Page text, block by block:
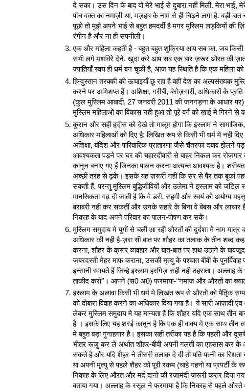
दे सका। उस दिन के बाद वो मेरे भाई से दुबारा नहीं मिली. मेरा
पाँच वक़्त का नमाज़ी था, मज़हब के नाम से ही चिढ़ने लगा है. बड़ी
पूछो तो मुझे अपने भाई से बहुत हमदर्दी है मगर मुस्लिम लड़कियों की
रंगीन है और ना ही सपनीली।
एक और महिला कहती है - बहुत बहुत शुक्रिया आप सब का. जब
सभी लगे मशविरे देने. खुदा करे आप सब एक बार ज़रूर औरत की ज़ात में
ज्‍यातियॉं स्‍वयं ही धर्म बन चुकी है, आज यह स्थिति है कि एक महिला
हिन्दुस्तान तरक्की की ऊचाइयाँ छू रहा है वहीं देश का अल्पसंख्यक
करने पर अभिशप्त हैं। अशिक्षा, गरीबी, बेरोज़गारी, अधिकारों के
(कुल मुस्लिम आबादी, 27 जनवरी 2011 की जनगड़ना के आधार पर)
मुस्लिम महिलाओं का विकास नही हुआ तो पूरे वर्ग को खाई मे गिरने से
कुरान और सही हदीस को देखे तो मालूम होगा कि इस्लाम ने
अधिकार महिलाओं को दिए है; लिखित रूप से किसी भी धर्म मे नही
अशिक्षा, बंदिश और पारिवारिक प्रातारणा जैसे चैतरफा दबाव
आवश्यकता पड़ने पर घर की चहारदीवारी से बाहर निकल कर
कानून बनाए गए हैं जिनका पालन करना अत्यन्त आवश्यक है।
अच्छी तरह से ढ़के। इसके यह ज़रूरी नहीं कि सर से पैर तक बुर्का
सकती हैं, परन्तु मुस्लिम बुद्धिजीवियों और उलेमा ने इस्लाम को
मानसिकता गढ़ दी जाती है कि वे डरी, सहमी और स्वयं को अयोग्य
बराबरी नही कर सकतीं और उनके सहारे के बिना वे बेबस और लाचार
निकाह के बाद अपने परिवार का पालन-पोषण कर सकें।
मुस्लिम समुदाय मे युगों से चली आ रही औरतों की दुर्दशा मे नाम
अधिकार की नही है-ज़रा सी बात पर शौहर का तलाक के तीन शब्द
करना, शौहर के क्रूर व्यवहार और बात-बात पर हाथ उठाने के
ज़बरदस्ती मेहर माफ कराना, उसकी मृत्यु के पश्चात बीवी के
इन्सानी रवायते हैं जिन्हे इस्लाम हरगिज़ सही नही ठहराता।
ताकीद करो’’। आपने (स0 अ0) फरमाया-‘‘नमाज़ और औरतों का
इस्लाम के अलावा किसी भी धर्म मे लिखत रूप से औरतो को पैतिृक
को दोबारा विवाह करने का अधिकार दिया गया है। ये सारी
लेकर मुस्लिम समुदाय मे यह मान्यता है कि शौहर यदि एक साथ तीन
हैै । इसके लिए यह शरई कानून है कि एक ही वाक्य मे एक साथ तीन
मे बहुत बड़ा गुनाहगार है। इसका सही तरीका यह है कि पहली और
भीतर रूजु कर ले अर्थात शौहर-बीवी अपनी गलती का एहसास कर के
सकते है और यदि शैहर ने तीसरी तलाक दे दी तो पति-पत्नी का
या अपनी मृत्यु से पहले शैहर को पूरी रकम (चाहे गहनो या प्रपर्टी के
निकाह के लिए औरत और मर्द दानो की रज़ामंदी ज़रूरी करार दिया
बताया गया। अल्लाह के रसूल ने फरमाया है कि निकाह से पहले